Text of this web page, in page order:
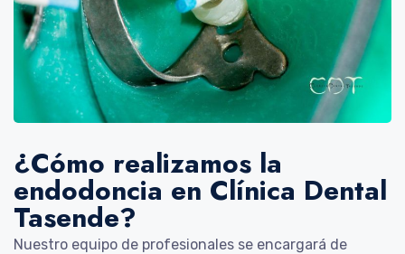
¿Cómo realizamos la
endodoncia en Clínica Dental
Tasende?
Nuestro equipo de profesionales se encargará de